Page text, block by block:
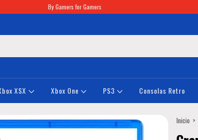
By Gamers for Gamers
XSX Xbox One PS3 Consolas Retro
Inicio >